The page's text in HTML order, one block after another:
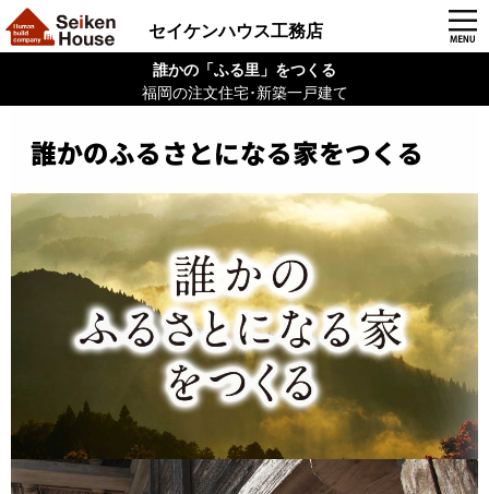
誰かの「ふる里」をつくる
福岡の注文住宅･新築一戸建て
セイケンハウス工務店
誰かのふるさとになる家をつくる